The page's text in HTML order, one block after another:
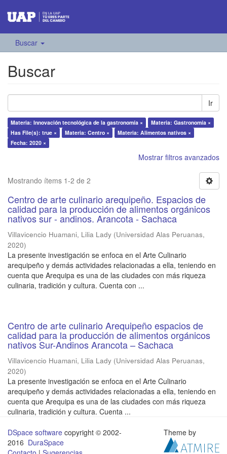
Buscar
Buscar
Ir
Materia: Innovación tecnológica de la gastronomía ×
Materia: Gastronomía ×
Has File(s): true ×
Materia: Centro ×
Materia: Alimentos nativos ×
Fecha: 2020 ×
Mostrar filtros avanzados
Mostrando ítems 1-2 de 2
Centro de arte culinario arequipeño. Espacios de
calidad para la producción de alimentos orgánicos
nativos sur - andinos. Arancota - Sachaca
Villavicencio Huamani, Lilia Lady (Universidad Alas Peruanas,
2020)
La presente investigación se enfoca en el Arte Culinario
arequipeño y demás actividades relacionadas a ella, teniendo en
cuenta que Arequipa es una de las ciudades con más riqueza
culinaria, tradición y cultura. Cuenta con ...
Centro de arte culinario Arequipeño espacios de
calidad para la producción de alimentos orgánicos
nativos Sur-Andinos Arancota – Sachaca
Villavicencio Huamani, Lilia Lady (Universidad Alas Peruanas,
2020)
La presente investigación se enfoca en el Arte Culinario
arequipeño y demás actividades relacionadas a ella, teniendo en
cuenta que Arequipa es una de las ciudades con más riqueza
culinaria, tradición y cultura. Cuenta ...
DSpace software copyright © 2002-
2016 DuraSpace
Theme by